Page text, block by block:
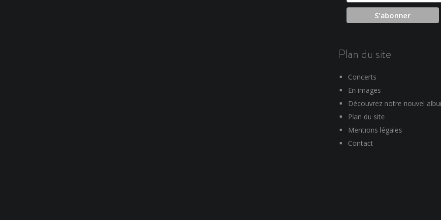
Plan du site
Concerts
En images
Découvrez notre nouvel
Plan du site
Mentions légales
Contact